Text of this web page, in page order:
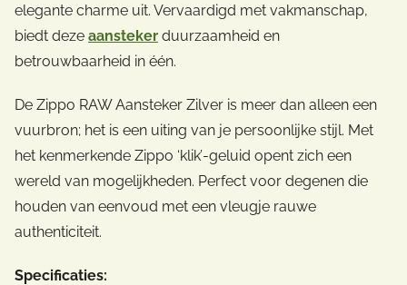
elegante charme uit. Vervaardigd met vakmanschap,
biedt deze aansteker duurzaamheid en
betrouwbaarheid in één.
De Zippo RAW Aansteker Zilver is meer dan alleen een
vuurbron; het is een uiting van je persoonlijke stijl. Met
het kenmerkende Zippo ‘klik’-geluid opent zich een
wereld van mogelijkheden. Perfect voor degenen die
houden van eenvoud met een vleugje rauwe
authenticiteit.
Specificaties: